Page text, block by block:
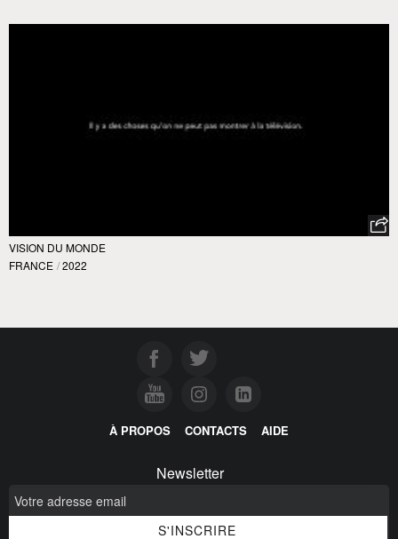
VISION DU MONDE
FRANCE / 2022
À PROPOS CONTACTS AIDE
Newsletter